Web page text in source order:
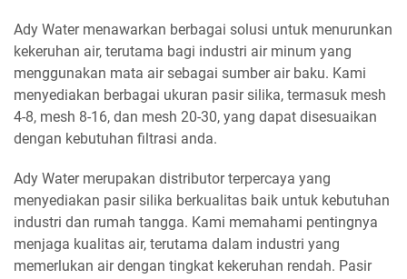
Ady Water menawarkan berbagai solusi untuk menurunkan
kekeruhan air, terutama bagi industri air minum yang
menggunakan mata air sebagai sumber air baku. Kami
menyediakan berbagai ukuran pasir silika, termasuk mesh
4-8, mesh 8-16, dan mesh 20-30, yang dapat disesuaikan
dengan kebutuhan filtrasi anda.
Ady Water merupakan distributor terpercaya yang
menyediakan pasir silika berkualitas baik untuk kebutuhan
industri dan rumah tangga. Kami memahami pentingnya
menjaga kualitas air, terutama dalam industri yang
memerlukan air dengan tingkat kekeruhan rendah. Pasir